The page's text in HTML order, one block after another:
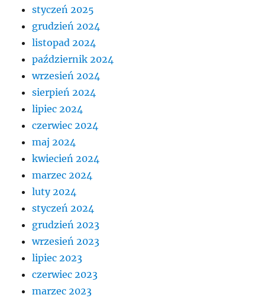
styczeń 2025
grudzień 2024
listopad 2024
październik 2024
wrzesień 2024
sierpień 2024
lipiec 2024
czerwiec 2024
maj 2024
kwiecień 2024
marzec 2024
luty 2024
styczeń 2024
grudzień 2023
wrzesień 2023
lipiec 2023
czerwiec 2023
marzec 2023